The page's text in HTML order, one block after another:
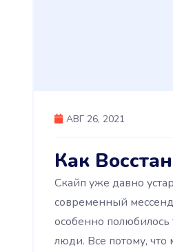
АВГ 26, 2021
Как
Скайп уже давно
современный
особенно полюбилось
люди. Все потому,